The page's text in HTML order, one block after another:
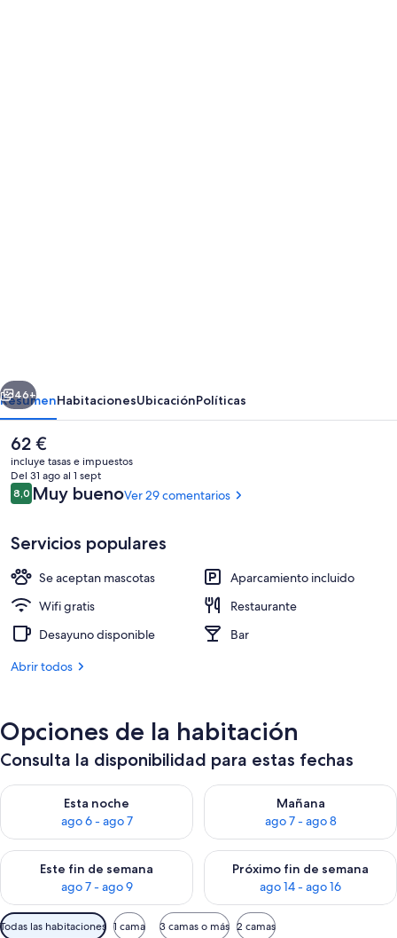
Terraza o patio
Siguiente
46+
ResumenHabitacionesUbicaciónPolíticas
El
precio
actual
es
de
62 €
incluye tasas e impuestos
Del 31 ago al 1 sept
Comentarios
8,08,0 de 10
Muy buenoVer 29 comentarios
Servicios populares
Se aceptan mascotas
Aparcamiento incluido
Wifi gratis
Restaurante
Desayuno disponible
Bar
Abrir todos
Opciones de la habitación
Consulta la disponibilidad para estas fechas
Esta noche
ago 6 - ago 7
Consulta la disponibilidad para esta noche, ago 6 - ago 7
Mañana
ago 7 - ago 8
Consulta la disponibilidad
Este fin de semana
ago 7 - ago 9
Consulta la disponibilidad para este fin de semana, ago 7 -
Próximo fin de semana
ago 14 - ago 16
Consulta la disponibilidad
Filtros
Todas las habitaciones 1 cama 3 camas o más 2 camas